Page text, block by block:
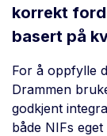
korrekt
basert på
For å oppfylle
Drammen
godkjent
både NIFs